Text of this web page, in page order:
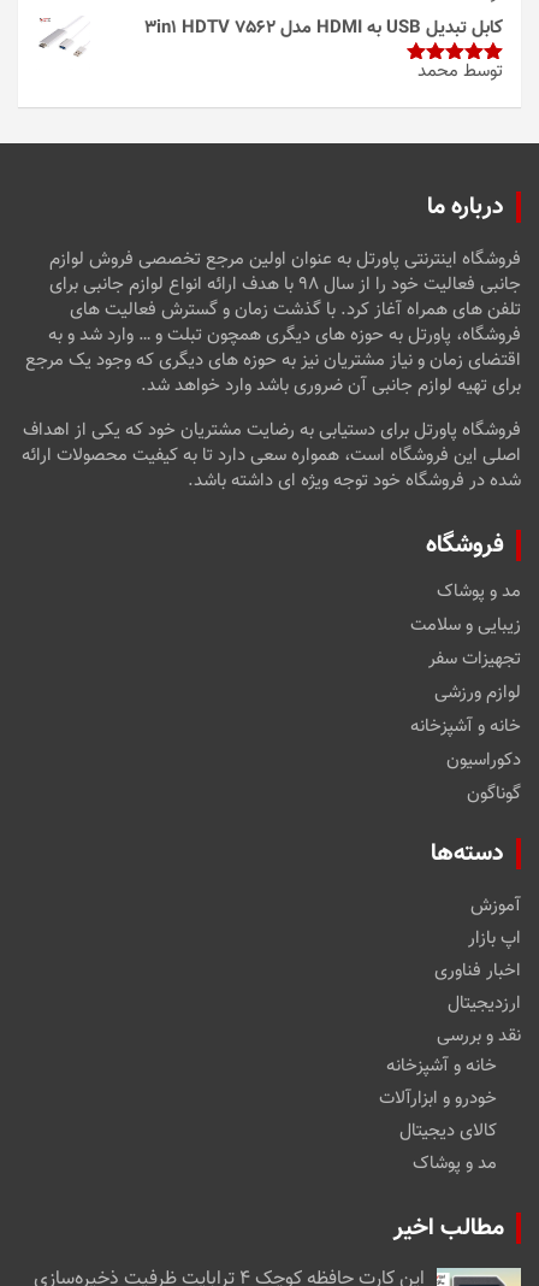
از 5
کابل تبدیل USB به HDMI مدل 3in1 HDTV 7562
امتیاز5از
توسط محمد
درباره ما
فروشگاه اینترنتی پاورتل به عنوان اولین مرجع تخصصی فروش لوازم
جانبی فعالیت خود را از سال ۹۸ با هدف ارائه انواع لوازم جانبی برای
تلفن های همراه آغاز کرد. با گذشت زمان و گسترش فعالیت های
فروشگاه، پاورتل به حوزه های دیگری همچون تبلت و … وارد شد و به
اقتضای زمان و نیاز مشتریان نیز به حوزه های دیگری که وجود یک مرجع
برای تهیه لوازم جانبی آن ضروری باشد وارد خواهد شد.
فروشگاه پاورتل برای دستیابی به رضایت مشتریان خود که یکی از اهداف
اصلی این فروشگاه است، همواره سعی دارد تا به کیفیت محصولات ارائه
شده در فروشگاه خود توجه ویژه ای داشته باشد.
فروشگاه
مد و پوشاک
زیبایی و سلامت
تجهیزات سفر
لوازم ورزشی
خانه و آشپزخانه
دکوراسیون
گوناگون
دسته‌ها
آموزش
اپ بازار
اخبار فناوری
ارزدیجیتال
نقد و بررسی
خانه و آشپزخانه
خودرو و ابزارآلات
کالای دیجیتال
مد و پوشاک
مطالب اخیر
این کارت حافظه کوچک ۴ ترابایت ظرفیت ذخیره‌سازی